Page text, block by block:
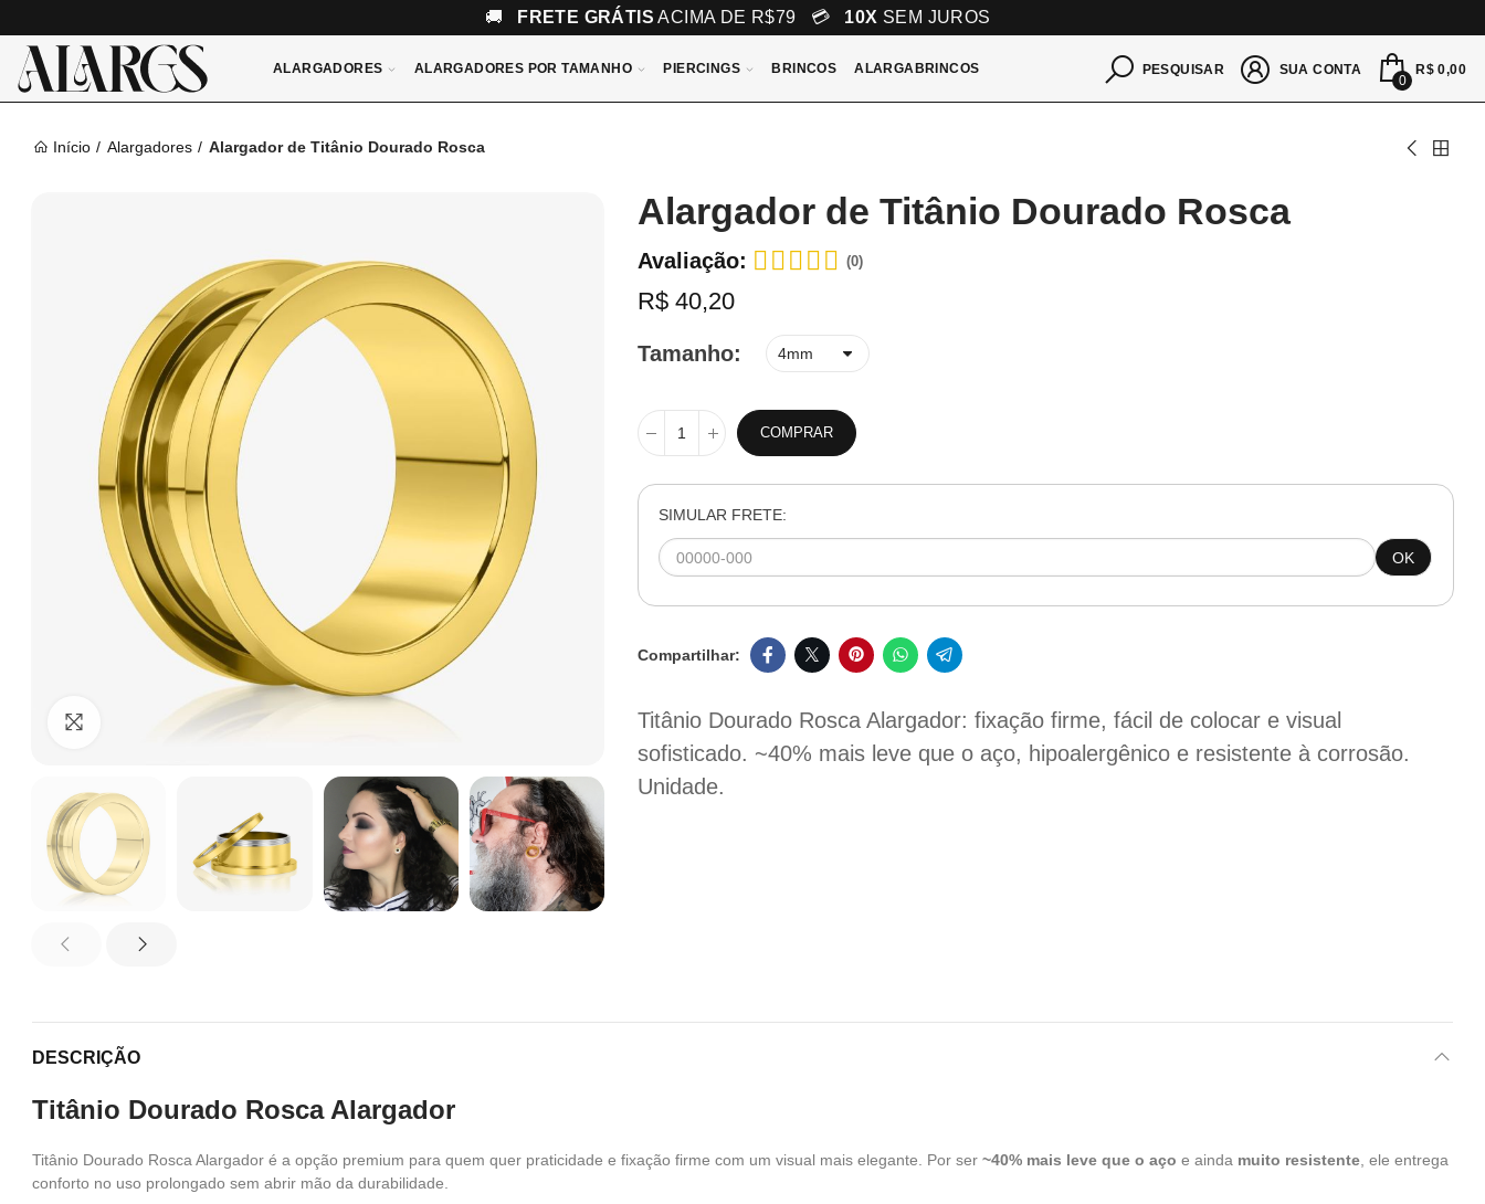
🚚 FRETE GRÁTIS ACIMA DE R$79 💳 10X SEM JUROS
ALARGADORES ALARGADORES POR TAMANHO PIERCINGS BRINCOS ALARGABRINCOS PESQUISAR SUA CONTA
0
R$ 0,00
Início Alargadores Alargador de Titânio Dourado Rosca
Clique para ampliar
Alargador de Titânio Dourado Rosca
Avaliação: (0)
R$ 40,20
Tamanho
COMPRAR
SIMULAR FRETE:
OK
Titânio Dourado Rosca Alargador: fixação firme, fácil de colocar e visual
sofisticado. ~40% mais leve que o aço, hipoalergênico e resistente à corrosão.
Unidade.
DESCRIÇÃO
Titânio Dourado Rosca Alargador
Titânio Dourado Rosca Alargador é a opção premium para quem quer praticidade e fixação firme com um visual mais elegante. Por ser ~40% mais leve que o aço e ainda muito resistente, ele entrega
conforto no uso prolongado sem abrir mão da durabilidade.